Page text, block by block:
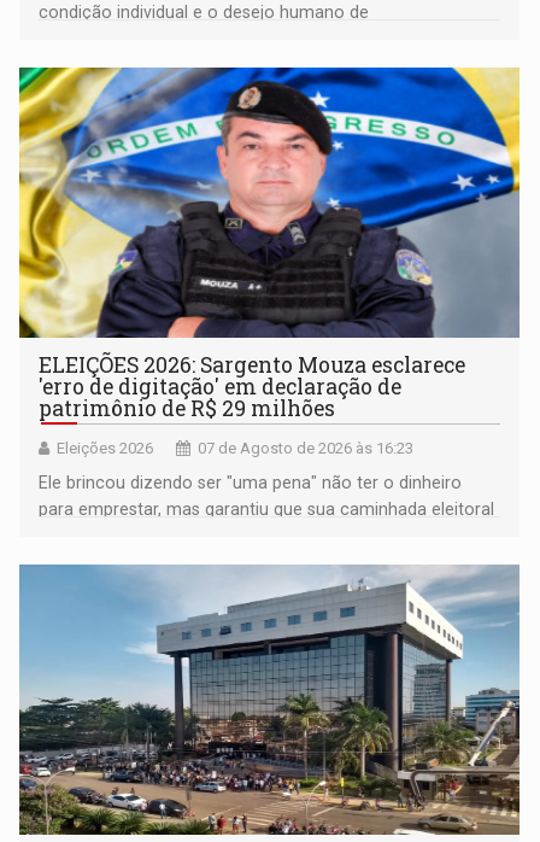
condição individual e o desejo humano de
ELEIÇÕES 2026: Sargento Mouza esclarece
'erro de digitação' em declaração de
patrimônio de R$ 29 milhões
Eleições 2026 07 de Agosto de 2026 às 16:23
Ele brincou dizendo ser "uma pena" não ter o dinheiro
para emprestar, mas garantiu que sua caminhada eleitoral